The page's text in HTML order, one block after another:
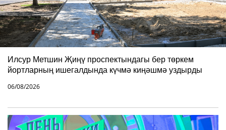
Илсур Метшин Җиңү проспектындагы бер төркем
йортларның ишегалдында күчмә киңәшмә уздырды
06/08/2026